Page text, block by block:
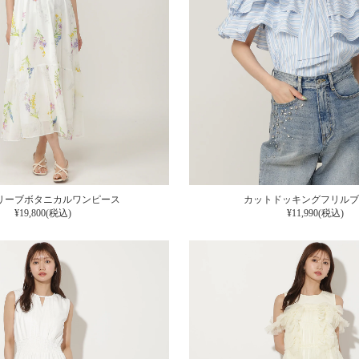
ーブボタニカルワンピース
¥19,800(税込)
カットドッキングフリル
¥11,990(税込)